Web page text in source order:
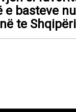
e basteve
te